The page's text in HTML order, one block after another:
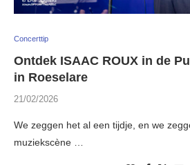
Concerttip
Ontdek ISAAC ROUX in de
in Roeselare
21/02/2026
We zeggen het al een tijdje, en we
muziekscène …